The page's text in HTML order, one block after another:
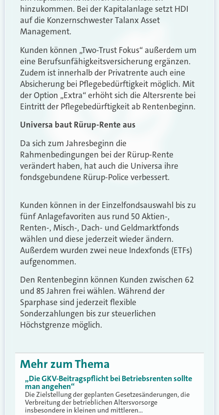
hinzukommen. Bei der Kapitalanlage setzt HDI
auf die Konzernschwester Talanx Asset
Management.
Kunden können „Two-Trust Fokus“ außerdem um
eine Berufsunfähigkeitsversicherung ergänzen.
Zudem ist innerhalb der Privatrente auch eine
Absicherung bei Pflegebedürftigkeit möglich. Mit
der Option „Extra“ erhöht sich die Altersrente bei
Eintritt der Pflegebedürftigkeit ab Rentenbeginn.
Universa baut Rürup-Rente aus
Da sich zum Jahresbeginn die
Rahmenbedingungen bei der Rürup-Rente
verändert haben, hat auch die Universa ihre
fondsgebundene Rürup-Police verbessert.
Kunden können in der Einzelfondsauswahl bis zu
fünf Anlagefavoriten aus rund 50 Aktien-,
Renten-, Misch-, Dach- und Geldmarktfonds
wählen und diese jederzeit wieder ändern.
Außerdem wurden zwei neue Indexfonds (ETFs)
aufgenommen.
Den Rentenbeginn können Kunden zwischen 62
und 85 Jahren frei wählen. Während der
Sparphase sind jederzeit flexible
Sonderzahlungen bis zur steuerlichen
Höchstgrenze möglich.
Mehr zum Thema
„Die GKV-Beitragspflicht bei Betriebsrenten sollte
man angehen“
Die Zielstellung der geplanten Gesetzesänderungen, die
Verbreitung der betrieblichen Altersvorsorge
insbesondere in kleinen und mittleren…